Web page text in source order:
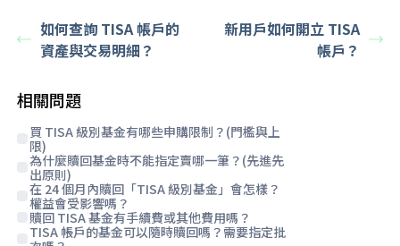
如何查詢 TISA 帳戶的
資產與交易明細？
新用戶如何開立 TISA
帳戶？
相關問題
買 TISA 級別基金有哪些申購限制？(門檻與上
限)
為什麼贖回基金時不能指定賣哪一筆？(先進先
出原則)
在 24 個月內贖回「TISA 級別基金」會怎樣？
權益會受影響嗎？
贖回 TISA 基金有手續費或其他費用嗎？
TISA 帳戶的基金可以隨時贖回嗎？需要指定批